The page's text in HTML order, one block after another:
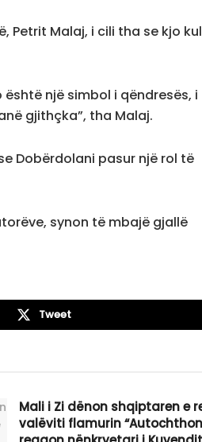
Petrit Malaj, i cili tha se kjo
një simbol i qëndresës, i
gjithçka”, tha Malaj.
Dobërdolani pasur një rol të
synon të mbajë gjallë
Tweet
​Mali i Zi dënon shqiptaren e
valëviti flamurin